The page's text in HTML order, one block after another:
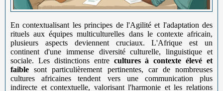
En contextualisant les principes de l'Agilité et l'adaptation des
rituels aux équipes multiculturelles dans le contexte africain,
plusieurs aspects deviennent cruciaux. L'Afrique est un
continent d'une immense diversité culturelle, linguistique et
sociale. Les distinctions entre cultures à contexte élevé et
faible sont particulièrement pertinentes, car de nombreuses
cultures africaines tendent vers une communication plus
indirecte et contextuelle, valorisant l'harmonie et les relations